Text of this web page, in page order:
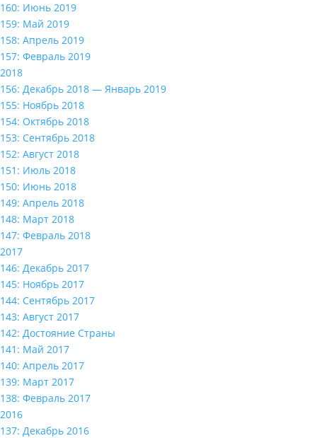
160: Июнь 2019
159: Май 2019
158: Апрель 2019
157: Февраль 2019
2018
156: Декабрь 2018 — Январь 2019
155: Ноябрь 2018
154: Октябрь 2018
153: Сентябрь 2018
152: Август 2018
151: Июль 2018
150: Июнь 2018
149: Апрель 2018
148: Март 2018
147: Февраль 2018
2017
146: Декабрь 2017
145: Ноябрь 2017
144: Сентябрь 2017
143: Август 2017
142: Достояние Страны
141: Май 2017
140: Апрель 2017
139: Март 2017
138: Февраль 2017
2016
137: Декабрь 2016